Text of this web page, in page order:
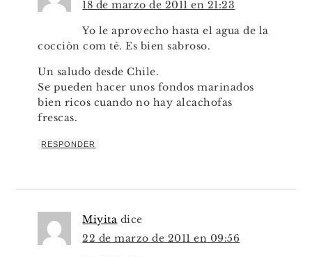
18 de marzo de 2011 en 21:23
Yo le aprovecho hasta el agua de la
cocciòn com tè. Es bien sabroso.
Un saludo desde Chile.
Se pueden hacer unos fondos marinados
bien ricos cuando no hay alcachofas
frescas.
RESPONDER
Miyita dice
22 de marzo de 2011 en 09:56